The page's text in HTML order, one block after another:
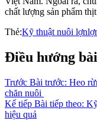
chất lượng sản phẩm
Thẻ:Kỹ thuật nuôi lợn
Điều hướng
Trước Bài trước: Heo
chăn nuôi
Kế tiếp Bài tiếp theo:
hiệu quả